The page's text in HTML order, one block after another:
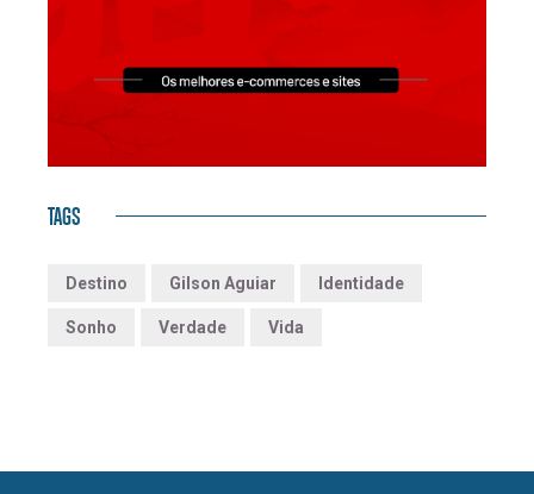
TAGS
Destino Gilson Aguiar Identidade
Sonho Verdade Vida